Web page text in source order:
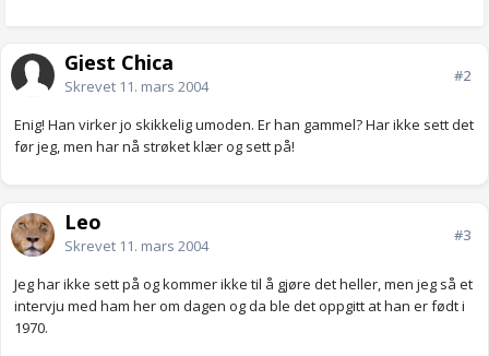
Gjest Chica
Skrevet 11. mars 2004
#2
Enig! Han virker jo skikkelig umoden. Er han gammel? Har ikke sett det
før jeg, men har nå strøket klær og sett på!
Leo
Skrevet 11. mars 2004
#3
Jeg har ikke sett på og kommer ikke til å gjøre det heller, men jeg så et
intervju med ham her om dagen og da ble det oppgitt at han er født i
1970.